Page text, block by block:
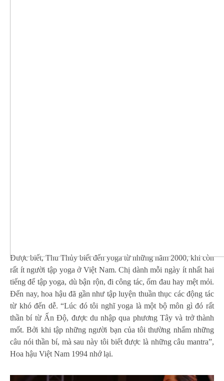
Được biết, Thu Thủy biết đến yoga từ những năm 2000, khi còn
rất ít người tập yoga ở Việt Nam. Chị dành mỗi ngày ít nhất hai
tiếng để tập yoga, dù bận rộn, đi công tác, ốm đau hay mệt mỏi.
Đến nay, hoa hậu đã gần như tập luyện thuần thục các động tác
từ khó đến dễ. “Lúc đó tôi nghĩ yoga là một bộ môn gì đó rất
thần bí từ Ấn Độ, được du nhập qua phương Tây và trở thành
mốt. Bởi khi tập những người bạn của tôi thường nhẩm những
câu nói thần bí, mà sau này tôi biết được là những câu mantra”,
Hoa hậu Việt Nam 1994 nhớ lại.